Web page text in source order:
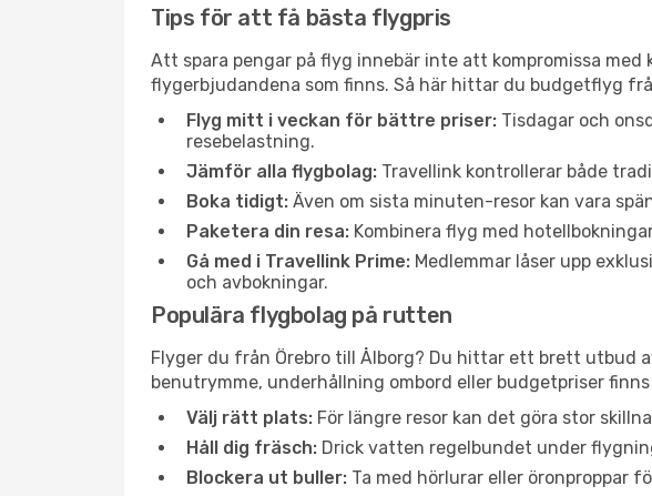
Tips för att få bästa flygpris
Att spara pengar på flyg innebär inte att kompromissa
flygerbjudandena som finns. Så här hittar du budgetflyg
Flyg mitt i veckan för bättre priser: Tisdagar och
resebelastning.
Jämför alla flygbolag: Travellink kontrollerar både
Boka tidigt: Även om sista minuten-resor kan vara
Paketera din resa: Kombinera flyg med
Gå med i Travellink Prime: Medlemmar låser upp
och avbokningar.
Populära flygbolag på rutten
Flyger du från Örebro till Ålborg? Du hittar ett brett utbud
benutrymme, underhållning ombord eller budgetpriser
Välj rätt plats: För längre resor kan det göra stor
Håll dig fräsch: Drick vatten regelbundet under
Blockera ut buller: Ta med hörlurar eller öronproppar